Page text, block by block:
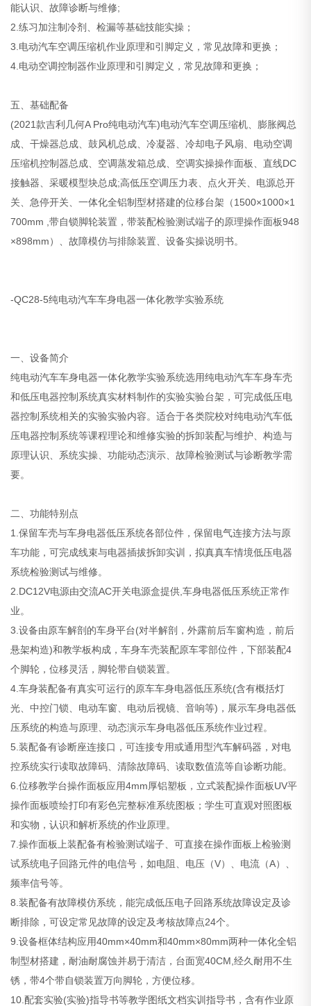
能认识、故障诊断与维修;
2.练习加注制冷剂、检漏等基础技能实操；
3.电动汽车空调压缩机作业原理和引脚定义，常见故障和更换；
4.电动空调控制器作业原理和引脚定义，常见故障和更换；
五、基础配备
(2021款吉利几何A Pro纯电动汽车)电动汽车空调压缩机、膨胀阀总
成、干燥器总成、鼓风机总成、冷凝器、冷却电子风扇、电动空调
压缩机控制器总成、空调蒸发箱总成、空调实操操作面板、直线DC
接触器、采暖模型块总成;高低压空调压力表、点火开关、电源总开
关、急停开关、一体化全铝制型材搭建的位移台架（1500×1000×1
700mm ,带自锁脚轮装置，带装配检验测试端子的原理操作面板948
×898mm）、故障模仿与排除装置、设备实操说明书。
-QC28-5纯电动汽车车身电器一体化教学实验系统
一、设备简介
纯电动汽车车身电器一体化教学实验系统选用纯电动汽车车身车壳
和低压电器控制系统真实材料制作的实验实验台架，可完成低压电
器控制系统相关的实验实验内容。适合于各类院校对纯电动汽车低
压电器控制系统等课程理论和维修实验的拆卸装配与维护、构造与
原理认识、系统实操、功能动态演示、故障检验测试与诊断教学需
要。
二、功能特别点
1.保留车壳与车身电器低压系统各部位件，保留电气连接方法与原
车功能，可完成线束与电器插拔拆卸实训，拟真真车情境低压电器
系统检验测试与维修。
2.DC12V电源由交流AC开关电源盒提供,车身电器低压系统正常作
业。
3.设备由原车解剖的车身平台(对半解剖，外露前后车窗构造，前后
悬架构造)和教学板构成，车身车壳装配原车零部位件，下部装配4
个脚轮，位移灵活，脚轮带自锁装置。
4.车身装配备有真实可运行的原车车身电器低压系统(含有概括灯
光、中控门锁、电动车窗、电动后视镜、音响等)，展示车身电器低
压系统的构造与原理、动态演示车身电器低压系统作业过程。
5.装配备有诊断座连接口，可连接专用或通用型汽车解码器，对电
控系统实行读取故障码、清除故障码、读取数值流等自诊断功能。
6.位移教学台操作面板应用4mm厚铝塑板，立式装配操作面板UV平
操作面板喷绘打印有彩色完整标准系统图板；学生可直观对照图板
和实物，认识和解析系统的作业原理。
7.操作面板上装配备有检验测试端子、可直接在操作面板上检验测
试系统电子回路元件的电信号，如电阻、电压（V）、电流（A）、
频率信号等。
8.装配备有故障模仿系统，能完成低压电子回路系统故障设定及诊
断排除，可设定常见故障的设定及考核故障点24个。
9.设备框体结构应用40mm×40mm和40mm×80mm两种一体化全铝
制型材搭建，耐油耐腐蚀并易于清洁，台面宽40CM,经久耐用不生
锈，带4个带自锁装置万向脚轮，方便位移。
10.配套实验(实验)指导书等教学图纸文档实训指导书，含有作业原